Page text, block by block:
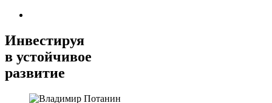
Инвестируя
в устойчивое
развитие